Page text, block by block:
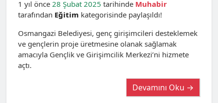
1 yıl önce 28 Şubat 2025 tarihinde Muhabir
tarafından Eğitim kategorisinde paylaşıldı!
Osmangazi Belediyesi, genç girişimcileri desteklemek
ve gençlerin proje üretmesine olanak sağlamak
amacıyla Gençlik ve Girişimcilik Merkezi’ni hizmete
açtı.
Devamını Oku →